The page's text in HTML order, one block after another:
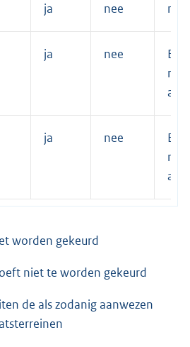
ja nee nee
ja nee
na
ja nee
na
worden gekeurd
niet te worden gekeurd
de als zodanig aanwezen